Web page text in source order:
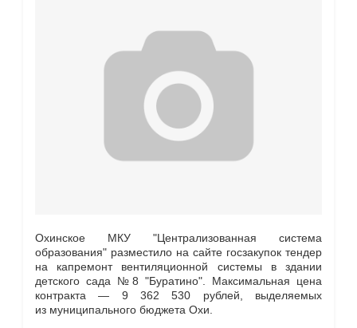
Охинское МКУ "Централизованная система
образования" разместило на сайте госзакупок тендер
на капремонт вентиляционной системы в здании
детского сада №8 "Буратино". Максимальная цена
контракта — 9 362 530 рублей, выделяемых
из муниципального бюджета Охи.